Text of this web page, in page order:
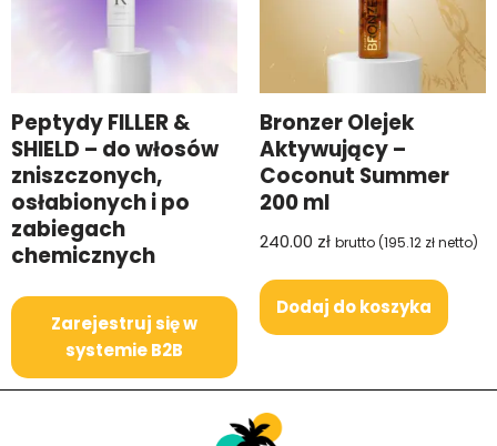
Peptydy FILLER &
SHIELD – do włosów
zniszczonych,
osłabionych i po
zabiegach
chemicznych
Zarejestruj się w
systemie B2B
Bronzer Olejek
Aktywujący –
Coconut Summer
200 ml
240.00 zł brutto (195.12 złnetto)
Dodaj do koszyka